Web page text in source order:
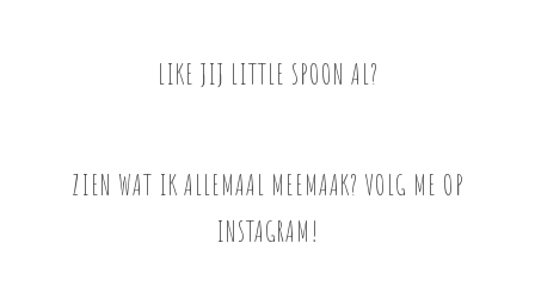
LIKE JIJ LITTLE SPOON AL?
ZIEN WAT IK ALLEMAAL MEEMAAK? VOLG ME OP
INSTAGRAM!